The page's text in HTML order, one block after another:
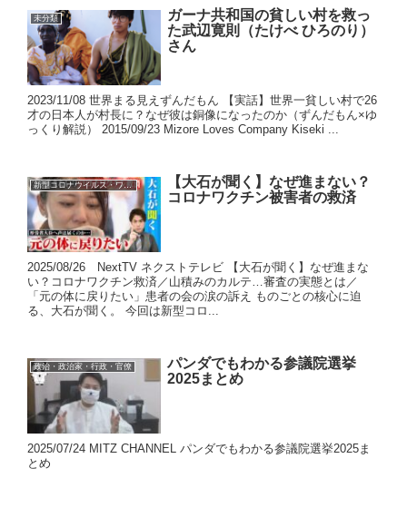
未分類
ガーナ共和国の貧しい村を救っ
た武辺寛則（たけべ ひろのり）
さん
2023/11/08 世界まる見えずんだもん 【実話】世界一貧しい村で26
才の日本人が村長に？なぜ彼は銅像になったのか（ずんだもん×ゆ
っくり解説） 2015/09/23 Mizore Loves Company Kiseki ...
新型コロナウイルス・ワクチン
【大石が聞く】なぜ進まない？
コロナワクチン被害者の救済
2025/08/26 NextTV ネクストテレビ 【大石が聞く】なぜ進まな
い？コロナワクチン救済／山積みのカルテ…審査の実態とは／
「元の体に戻りたい」患者の会の涙の訴え ものごとの核心に迫
る、大石が聞く。 今回は新型コロ...
政治・政治家・行政・官僚
パンダでもわかる参議院選挙
2025まとめ
2025/07/24 MITZ CHANNEL パンダでもわかる参議院選挙2025ま
とめ